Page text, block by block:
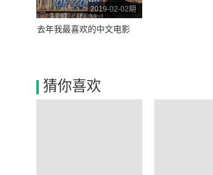
2019-02-02期
去年我最喜欢的中文电影
猜你喜欢